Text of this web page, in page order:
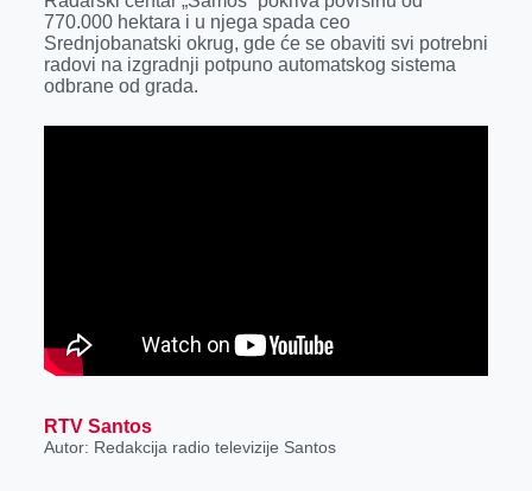
k
e
r
n p
770.000 hektara i u njega spada ceo
Srednjobanatski okrug, gde će se obaviti svi potrebni
radovi na izgradnji potpuno automatskog sistema
odbrane od grada.
RTV Santos
Autor: Redakcija radio televizije Santos